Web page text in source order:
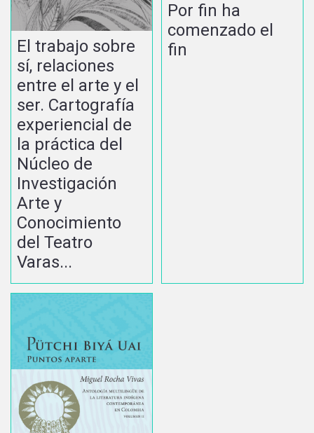
El trabajo sobre
sí, relaciones
entre el arte y el
ser. Cartografía
experiencial de
la práctica del
Núcleo de
Investigación
Arte y
Conocimiento
del Teatro
Varas...
Por fin ha
comenzado el
fin